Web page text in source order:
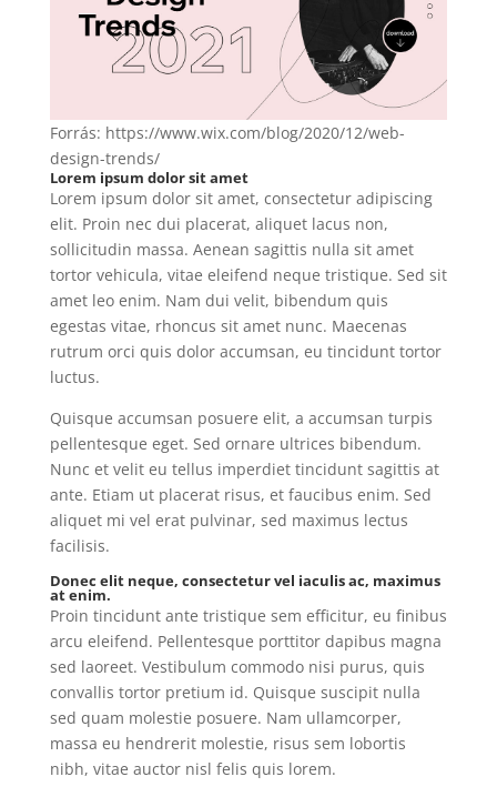
Forrás: https://www.wix.com/blog/2020/12/web-
design-trends/
Lorem ipsum dolor sit amet
Lorem ipsum dolor sit amet, consectetur adipiscing
elit. Proin nec dui placerat, aliquet lacus non,
sollicitudin massa. Aenean sagittis nulla sit amet
tortor vehicula, vitae eleifend neque tristique. Sed sit
amet leo enim. Nam dui velit, bibendum quis
egestas vitae, rhoncus sit amet nunc. Maecenas
rutrum orci quis dolor accumsan, eu tincidunt tortor
luctus.
Quisque accumsan posuere elit, a accumsan turpis
pellentesque eget. Sed ornare ultrices bibendum.
Nunc et velit eu tellus imperdiet tincidunt sagittis at
ante. Etiam ut placerat risus, et faucibus enim. Sed
aliquet mi vel erat pulvinar, sed maximus lectus
facilisis.
Donec elit neque, consectetur vel iaculis ac, maximus
at enim.
Proin tincidunt ante tristique sem efficitur, eu finibus
arcu eleifend. Pellentesque porttitor dapibus magna
sed laoreet. Vestibulum commodo nisi purus, quis
convallis tortor pretium id. Quisque suscipit nulla
sed quam molestie posuere. Nam ullamcorper,
massa eu hendrerit molestie, risus sem lobortis
nibh, vitae auctor nisl felis quis lorem.